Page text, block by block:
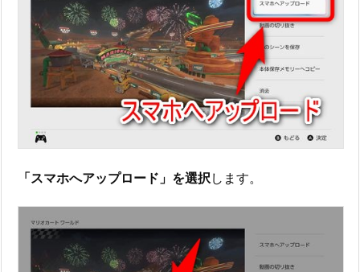
「スマホへアップロード」を選択 します。